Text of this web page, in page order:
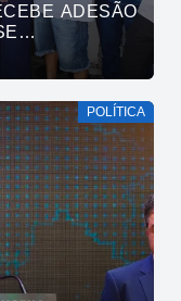
ADESÃO
POLÍTICA